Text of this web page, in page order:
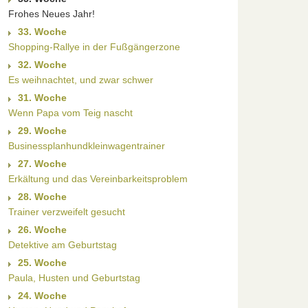
Frohes Neues Jahr!
33. Woche
Shopping-Rallye in der Fußgängerzone
32. Woche
Es weihnachtet, und zwar schwer
31. Woche
Wenn Papa vom Teig nascht
29. Woche
Businessplanhundkleinwagentrainer
27. Woche
Erkältung und das Vereinbarkeitsproblem
28. Woche
Trainer verzweifelt gesucht
26. Woche
Detektive am Geburtstag
25. Woche
Paula, Husten und Geburtstag
24. Woche